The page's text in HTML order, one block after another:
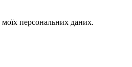
моїх персональних даних.